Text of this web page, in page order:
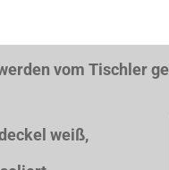
vom Tischler
weiß,